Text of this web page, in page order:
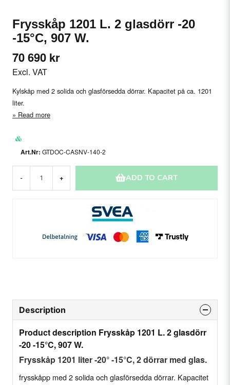
Frysskåp 1201 L. 2 glasdörr -20
-15°C, 907 W.
70 690 kr
Excl. VAT
Kylskåp med 2 solida och glasförsedda dörrar. Kapacitet på ca. 1201
liter.
Read more
GTDOC-CASNV-140-2
- + ADD TO CART
Description
Product description Frysskåp 1201 L. 2 glasdörr
-20 -15°C, 907 W.
Frysskåp 1201 liter -20° -15°C, 2 dörrar med glas.
frysskåpp med 2 solida och glasförsedda dörrar. Kapacitet